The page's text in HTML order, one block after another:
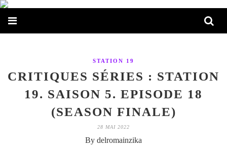
STATION 19
CRITIQUES SÉRIES : STATION
19. SAISON 5. EPISODE 18
(SEASON FINALE)
28 MAI 2022
By delromainzika